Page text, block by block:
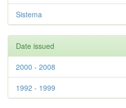
Sistema
Date issued
2000 - 2008
1992 - 1999